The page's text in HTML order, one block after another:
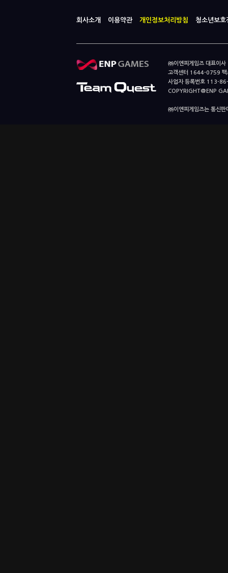
회사소개 이용약관 개인정보처리방침 청소년보호
㈜이엔피게임즈 대표이
고객센터 1644-0759
사업자 등록번호 113-
COPYRIGHT@ENP
㈜이엔피게임즈는 통신판